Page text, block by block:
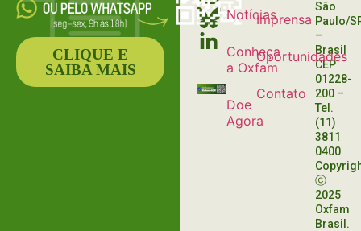
Notícias
Conheça
a Oxfam
Doe
Agora
Imprensa
Oportunidades
Contato
São
Paulo/
–
Brasil
CEP
01228-
200 –
Tel.
(11)
3811
0400
ⓒ
2025
Oxfam
Brasil.
CLIQUE E
SAIBA MAIS